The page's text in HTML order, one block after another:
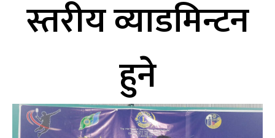
स्तरीय व्याडमिन्टन
हुने